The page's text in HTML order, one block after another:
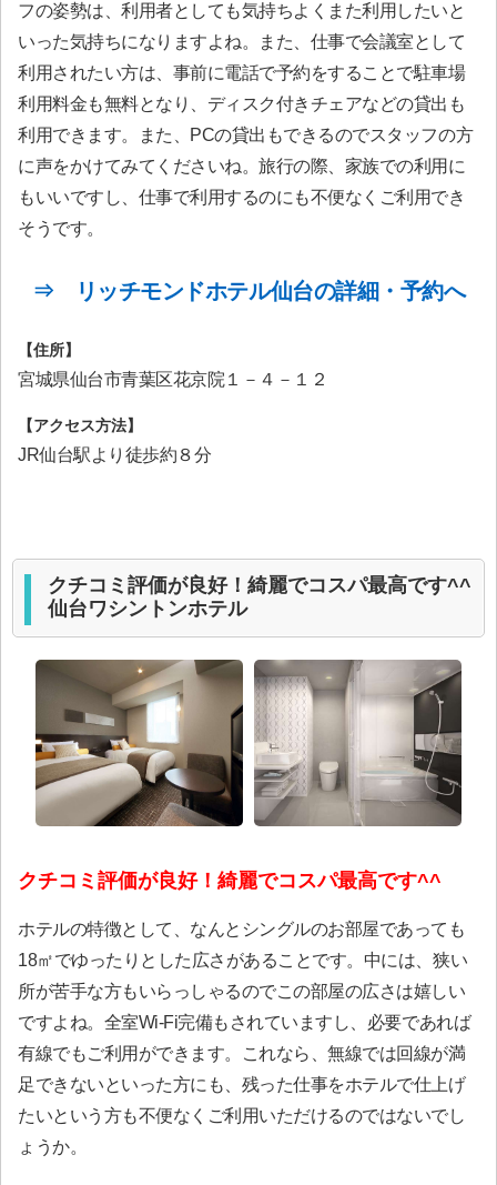
フの姿勢は、利用者としても気持ちよくまた利用したいと
いった気持ちになりますよね。また、仕事で会議室として
利用されたい方は、事前に電話で予約をすることで駐車場
利用料金も無料となり、ディスク付きチェアなどの貸出も
利用できます。また、PCの貸出もできるのでスタッフの方
に声をかけてみてくださいね。旅行の際、家族での利用に
もいいですし、仕事で利用するのにも不便なくご利用でき
そうです。
⇒ リッチモンドホテル仙台の詳細・予約へ
【住所】
宮城県仙台市青葉区花京院１－４－１２
【アクセス方法】
JR仙台駅より徒歩約８分
クチコミ評価が良好！綺麗でコスパ最高です^^
仙台ワシントンホテル
クチコミ評価が良好！綺麗でコスパ最高です^^
ホテルの特徴として、なんとシングルのお部屋であっても
18㎡でゆったりとした広さがあることです。中には、狭い
所が苦手な方もいらっしゃるのでこの部屋の広さは嬉しい
ですよね。全室Wi-Fi完備もされていますし、必要であれば
有線でもご利用ができます。これなら、無線では回線が満
足できないといった方にも、残った仕事をホテルで仕上げ
たいという方も不便なくご利用いただけるのではないでし
ょうか。